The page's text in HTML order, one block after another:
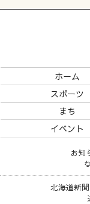
ホーム
スポーツ
まち
イベント
お知
北海道新